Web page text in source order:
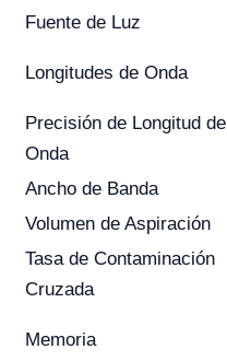
Fuente de Luz
Longitudes de Onda
Precisión de Longitud de
Onda
Ancho de Banda
Volumen de Aspiración
Tasa de Contaminación
Cruzada
Memoria